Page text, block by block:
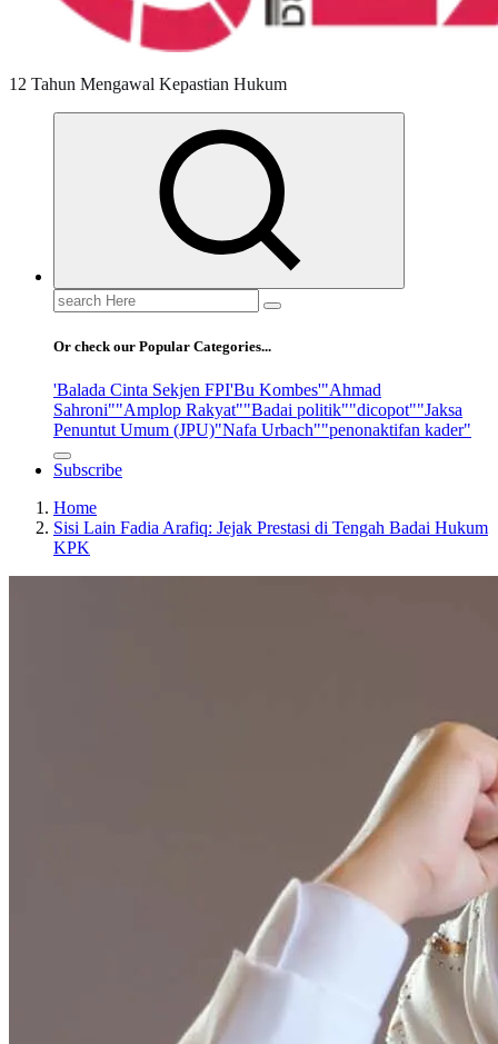
12 Tahun Mengawal Kepastian Hukum
Search
for:
Or check our Popular Categories...
'Balada Cinta Sekjen FPI'Bu Kombes'"Ahmad
Sahroni""Amplop Rakyat""Badai politik""dicopot""Jaksa
Penuntut Umum (JPU)"Nafa Urbach""penonaktifan kader"
Subscribe
Home
Sisi Lain Fadia Arafiq: Jejak Prestasi di Tengah Badai Hukum
KPK